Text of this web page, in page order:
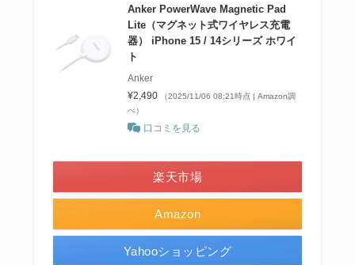
Anker PowerWave Magnetic Pad
Lite（マグネット式ワイヤレス充電
器） iPhone 15 / 14シリーズ ホワイ
ト
Anker
¥2,490
（2025/11/06 08:21時点 | Amazon調
べ）
口コミを見る
Amazon
楽天市場
Yahooショッピング